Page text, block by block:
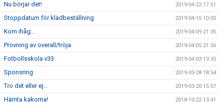
Nu börjar det! 2019-04-22 17:51
Stoppdatum för klädbeställning 2019-04-15 10:05
Kom ihåg... 2019-04-09 21:35
Provning av overall/tröja 2019-04-05 21:56
Fotbollsskola v33 2019-04-03 13:35
Sponsring 2019-03-28 18:54
Tro det eller ej... 2019-03-20 15:57
Hämta kakorna! 2018-10-22 13:41